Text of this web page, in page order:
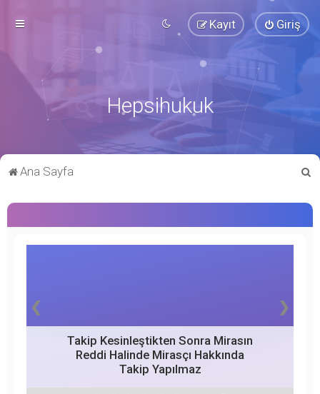
Giriş
Kayıt
Hepsihukuk
Ana Sayfa
a
Takip Kesinleştikten Sonra Mirasın
Reddi Halinde Mirasçı Hakkında
Takip Yapılmaz
❮ ❯